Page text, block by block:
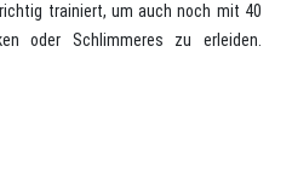
trainiert, um auch noch mit 40
oder Schlimmeres zu erleiden.